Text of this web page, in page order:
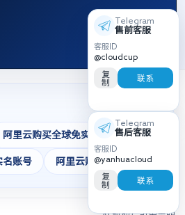
阿里云购买全球免实名
名账号 阿里云账号
Telegram
售前客服
客服ID
@cloudcup
复
制
联系
Telegram
售后客服
客服ID
@yanhuacloud
复
制
联系